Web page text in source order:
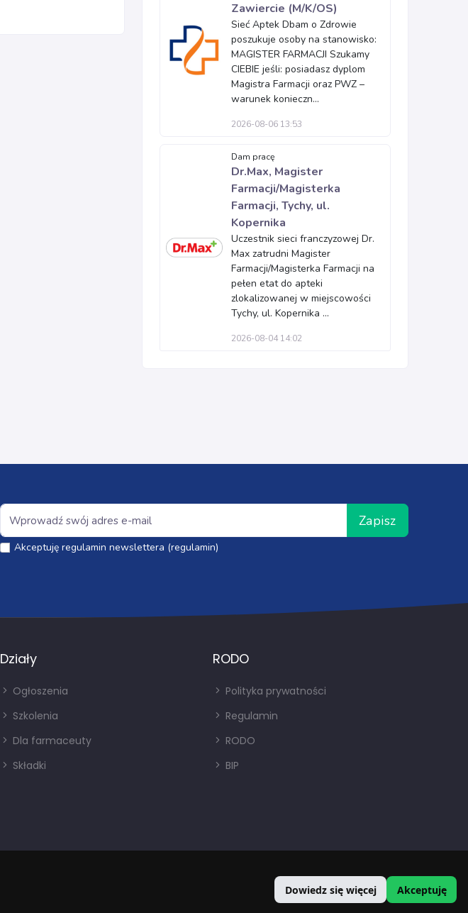
Zawiercie (M/K/OS)
Sieć Aptek Dbam o Zdrowie
poszukuje osoby na stanowisko:
MAGISTER FARMACJI Szukamy
CIEBIE jeśli: posiadasz dyplom
Magistra Farmacji oraz PWZ –
warunek konieczn...
2026-08-06 13:53
Dam pracę
Dr.Max, Magister
Farmacji/Magisterka
Farmacji, Tychy, ul.
Kopernika
Uczestnik sieci franczyzowej Dr.
Max zatrudni Magister
Farmacji/Magisterka Farmacji na
pełen etat do apteki
zlokalizowanej w miejscowości
Tychy, ul. Kopernika ...
2026-08-04 14:02
Zapisz
Akceptuję regulamin newslettera (regulamin)
Działy
Ogłoszenia
Szkolenia
Dla farmaceuty
Składki
RODO
Polityka prywatności
Regulamin
RODO
BIP
Dowiedz się więcej Akceptuję